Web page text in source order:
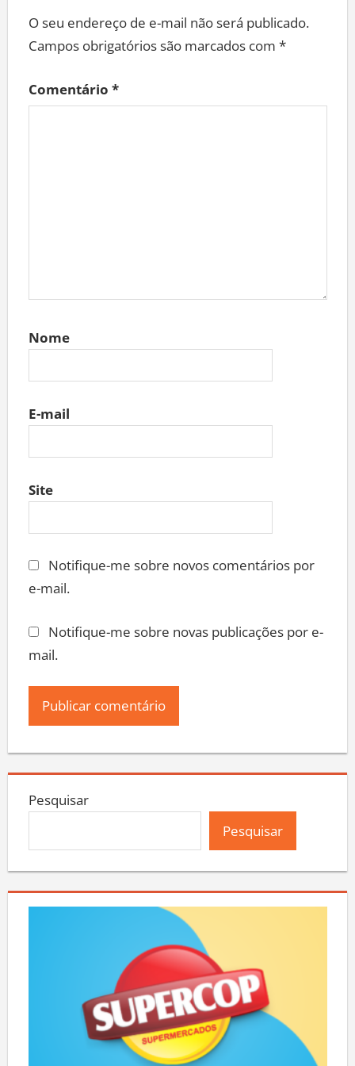
O seu endereço de e-mail não será publicado.
Campos obrigatórios são marcados com *
Comentário *
Nome
E-mail
Site
Notifique-me sobre novos comentários por
e-mail.
Notifique-me sobre novas publicações por e-
mail.
Pesquisar
Pesquisar